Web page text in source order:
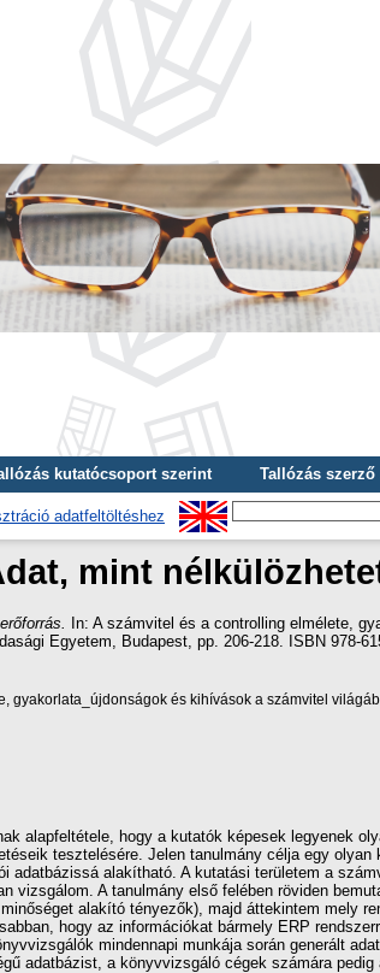
kutatócsoport szerint Tallózás
adatfeltöltéshez
mint
In: A számvitel és a controlling elmélete,
Egyetem, Budapest, pp. 206-218. ISBN 978-
gyakorlata_újdonságok és kihívások a számvitel
alapfeltétele, hogy a kutatók képesek legyenek
tesztelésére. Jelen tanulmány célja egy
adatbázissá alakítható. A kutatási területem a
vizsgálom. A tanulmány első felében röviden
alakító tényezők), majd áttekintem mely
hogy az információkat bármely ERP
mindennapi munkája során generált
adatbázist, a könyvvizsgáló cégek számára